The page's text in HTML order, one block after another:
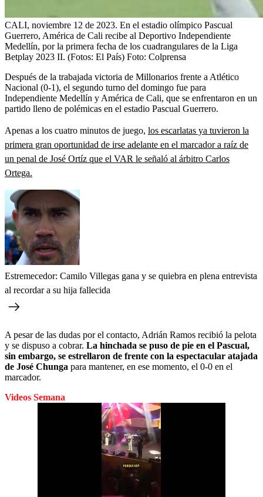
CALI, noviembre 12 de 2023. En el estadio olímpico Pascual
Guerrero, América de Cali recibe al Deportivo Independiente
Medellín, por la primera fecha de los cuadrangulares de la Liga
Betplay 2023 II. (Fotos: El País) Foto: Colprensa
Después de la trabajada victoria de Millonarios frente a Atlético
Nacional (0-1), el segundo turno del domingo fue para
Independiente Medellín y América de Cali, que se enfrentaron en un
partido lleno de polémicas en el estadio Pascual Guerrero.
Apenas a los cuatro minutos de juego, los escarlatas ya tuvieron la
primera gran oportunidad de irse adelante en el marcador a raíz de
un penal de José Ortíz que el VAR le señaló al árbitro Carlos
Ortega.
Estremecedor: Camilo Villegas gana y se quiebra en plena entrevista
al recordar a su hija fallecida
A pesar de las dudas por el contacto, Adrián Ramos recibió la pelota
y se dispuso a cobrar. La hinchada se puso de pie en el Pascual,
sin embargo, se estrellaron de frente con la espectacular atajada
de José Chunga para mantener, en ese momento, el 0-0 en el
marcador.
Videos Semana